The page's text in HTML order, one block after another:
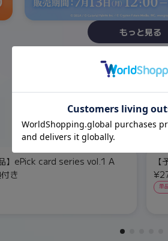
もっと見る
ePick card
品】ePick card series vol.1 A
き
単